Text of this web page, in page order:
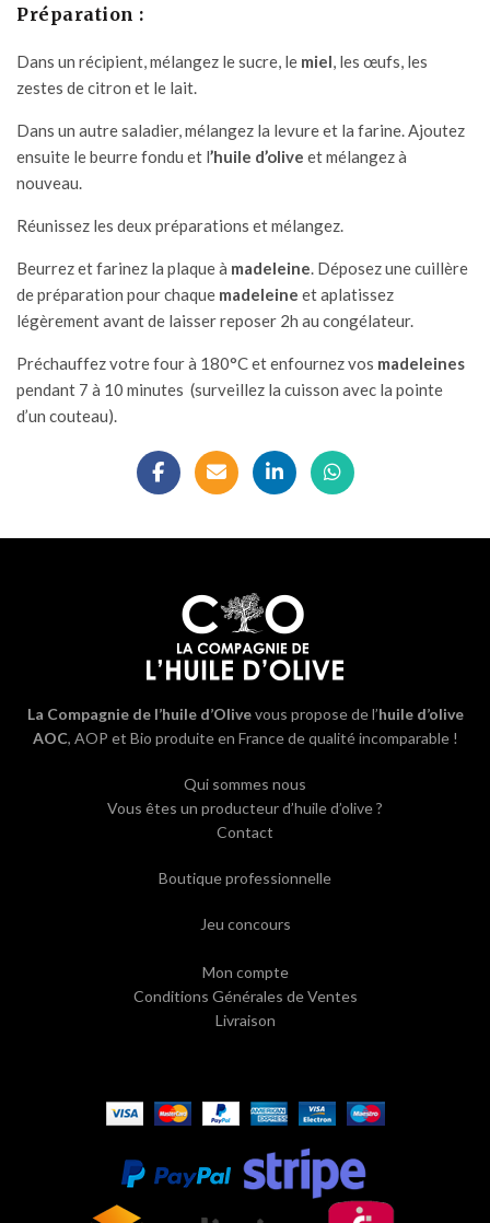
Préparation :
Dans un récipient, mélangez le sucre, le miel, les œufs, les
zestes de citron et le lait.
Dans un autre saladier, mélangez la levure et la farine. Ajoutez
ensuite le beurre fondu et l’huile d’olive et mélangez à
nouveau.
Réunissez les deux préparations et mélangez.
Beurrez et farinez la plaque à madeleine. Déposez une cuillère
de préparation pour chaque madeleine et aplatissez
légèrement avant de laisser reposer 2h au congélateur.
Préchauffez votre four à 180°C et enfournez vos madeleines
pendant 7 à 10 minutes (surveillez la cuisson avec la pointe
d’un couteau).
La Compagnie de l’huile d’Olivevous propose de l’huile d’olive
AOC, AOP et Bio produite en France de qualité incomparable !
Qui sommes nous
Vous êtes un producteur d’huile d’olive ?
Contact
Boutique professionnelle
Jeu concours
Mon compte
Conditions Générales de Ventes
Livraison